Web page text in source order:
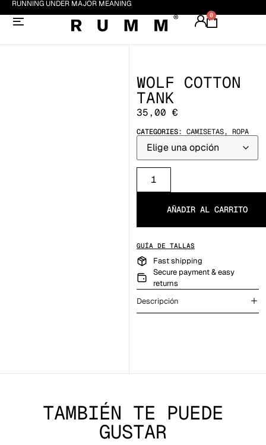
RUNNING UNDER MAJOR MEANING
0
WOLF COTTON
TANK
35,00€
CATEGORIES:CAMISETAS,ROPA
AÑADIR AL CARRITO
GUÍA DE TALLAS
Fast shipping
Secure payment & easy
returns
Descripción
TAMBIÉN TE PUEDE
GUSTAR